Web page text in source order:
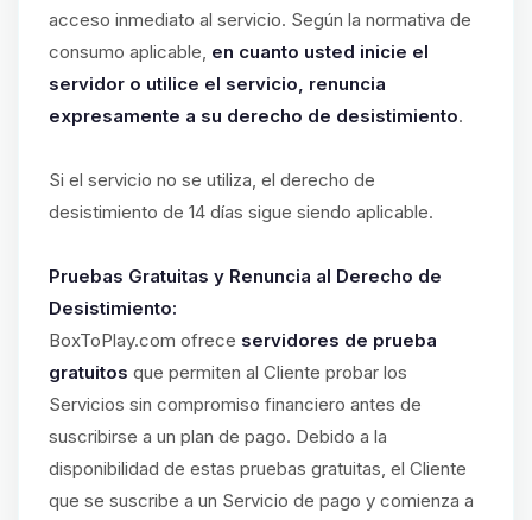
acceso inmediato al servicio. Según la normativa de
consumo aplicable, en cuanto usted inicie el
servidor o utilice el servicio, renuncia
expresamente a su derecho de desistimiento.
Si el servicio no se utiliza, el derecho de
desistimiento de 14 días sigue siendo aplicable.
Pruebas Gratuitas y Renuncia al Derecho de
Desistimiento:
BoxToPlay.com ofrece servidores de prueba
gratuitos que permiten al Cliente probar los
Servicios sin compromiso financiero antes de
suscribirse a un plan de pago. Debido a la
disponibilidad de estas pruebas gratuitas, el Cliente
que se suscribe a un Servicio de pago y comienza a